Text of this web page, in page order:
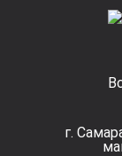
г.